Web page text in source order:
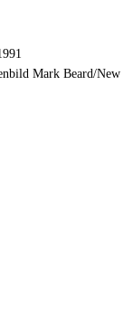
Mark Beard/New